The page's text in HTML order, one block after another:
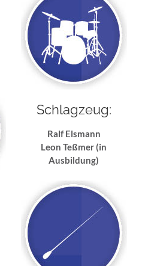
Schlagzeug:
Ralf Elsmann
Leon Teßmer (in
Ausbildung)